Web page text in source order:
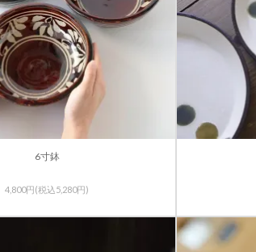
6寸鉢
4,800円(税込5,280円)